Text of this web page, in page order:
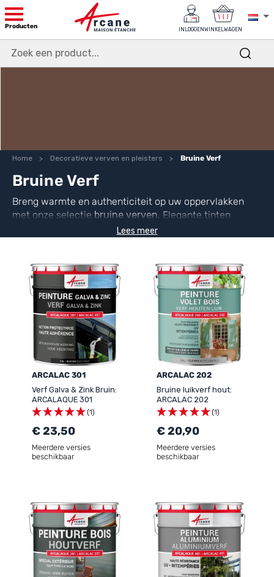
Producten INLOGGENWINKELWAGEN
Home Decoratieve verven en pleisters Bruine Verf
Bruine Verf
Breng warmte en authenticiteit op uw oppervlakken
met onze selectie bruine verven. Elegante tinten
(Oranjegrijs, Grijsbeige, Lichtbruin…) voor duurzame en
Lees meer
ARCALAC 301
Verf Galva & Zink Bruin:
ARCALAQUE 301
(1)
€ 23,50
Meerdere versies
beschikbaar
ARCALAC 202
Bruine luikverf hout:
ARCALAC 202
(1)
€ 20,90
Meerdere versies
beschikbaar